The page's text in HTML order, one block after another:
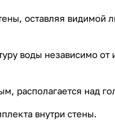
оставляя видимой
воды независимо от
над
внутри стены.